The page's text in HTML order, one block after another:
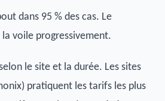
dans 95 % des cas. Le
voile progressivement.
le site et la durée. Les sites
pratiquent les tarifs les plus